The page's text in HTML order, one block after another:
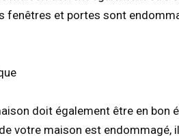
fenêtres et portes sont
doit également être en bon
votre maison est endommagé,